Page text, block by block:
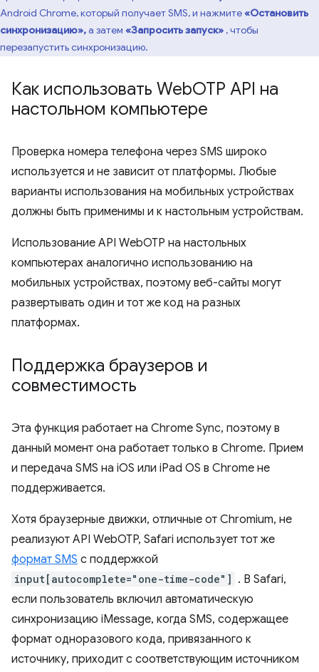
Android Chrome, который получает SMS, и нажмите«Остановить
синхронизацию»,а затем «Запросить запуск» , чтобы
перезапустить синхронизацию.
Как использовать WebOTP API на
настольном компьютере
Проверка номера телефона через SMS широко
используется и не зависит от платформы. Любые
варианты использования на мобильных устройствах
должны быть применимы и к настольным устройствам.
Использование API WebOTP на настольных
компьютерах аналогично использованию на
мобильных устройствах, поэтому веб-сайты могут
развертывать один и тот же код на разных
платформах.
Поддержка браузеров и
совместимость
Эта функция работает на Chrome Sync, поэтому в
данный момент она работает только в Chrome. Прием
и передача SMS на iOS или iPad OS в Chrome не
поддерживается.
Хотя браузерные движки, отличные от Chromium, не
реализуют API WebOTP, Safari использует тот же
формат SMS с поддержкой
input[autocomplete="one-time-code"] . В Safari,
если пользователь включил автоматическую
синхронизацию iMessage, когда SMS, содержащее
формат одноразового кода, привязанного к
источнику, приходит с соответствующим источником